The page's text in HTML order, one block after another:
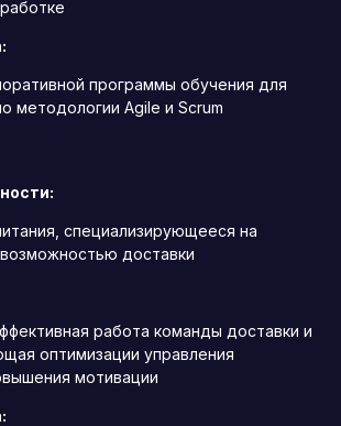
программы обучения для
методологии Agile и Scrum
специализирующееся на
доставки
работа команды доставки и
оптимизации управления
мотивации